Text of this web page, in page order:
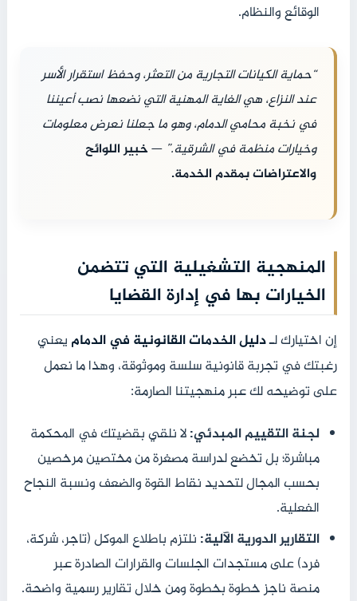
الوقائع والنظام.
“حماية الكيانات التجارية من التعثر، وحفظ استقرار الأسر
عند النزاع، هي الغاية المهنية التي نضعها نصب أعيننا
في نخبة محامي الدمام، وهو ما جعلنا نعرض معلومات
وخيارات منظمة في الشرقية.” —خبير اللوائح
والاعتراضات بمقدم الخدمة.
المنهجية التشغيلية التي تتضمن
الخيارات بها في إدارة القضايا
إن اختيارك لـدليل الخدمات القانونية في الدمام يعني
رغبتك في تجربة قانونية سلسة وموثوقة، وهذا ما نعمل
على توضيحه لك عبر منهجيتنا الصارمة:
لجنة التقييم المبدئي:لا نلقي بقضيتك في المحكمة
مباشرة؛ بل تخضع لدراسة مصغرة من مختصين مرخصين
بحسب المجال لتحديد نقاط القوة والضعف ونسبة النجاح
الفعلية.
التقارير الدورية الآلية: نلتزم باطلاع الموكل (تاجر، شركة،
فرد) على مستجدات الجلسات والقرارات الصادرة عبر
منصة ناجز خطوة بخطوة ومن خلال تقارير رسمية واضحة.